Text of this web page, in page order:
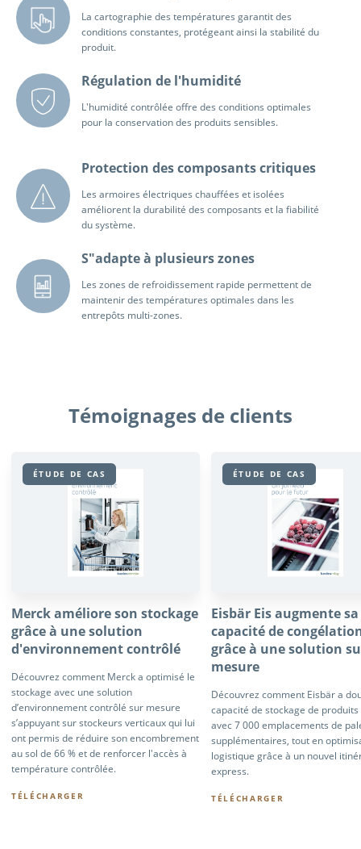
La cartographie des températures garantit des
conditions constantes, protégeant ainsi la stabilité du
produit.
Régulation de l'humidité
L'humidité contrôlée offre des conditions optimales
pour la conservation des produits sensibles.
Protection des composants critiques
Les armoires électriques chauffées et isolées
améliorent la durabilité des composants et la fiabilité
du système.
S"adapte à plusieurs zones
Les zones de refroidissement rapide permettent de
maintenir des températures optimales dans les
entrepôts multi-zones.
Témoignages de clients
ÉTUDE DE CAS
Merck améliore son stockage
grâce à une solution
d'environnement contrôlé
Découvrez comment Merck a optimisé le
stockage avec une solution
d’environnement contrôlé sur mesure
s’appuyant sur stockeurs verticaux qui lui
ont permis de réduire son encombrement
au sol de 66 % et de renforcer l'accès à
température contrôlée.
TÉLÉCHARGER
ÉTUDE DE CAS
Eisbär Eis augmente sa
capacité de
grâce à une solution
mesure
Découvrez comment Eisbär a
capacité de stockage de
avec 7 000 emplacements de
supplémentaires, tout en
logistique grâce à un nouvel
express.
TÉLÉCHARGER